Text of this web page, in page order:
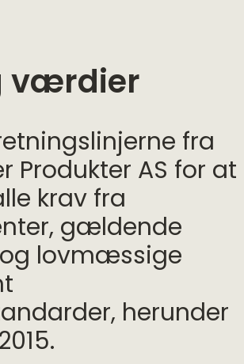
værdier
fra
Produkter AS for at
krav fra
gældende
lovmæssige
herunder